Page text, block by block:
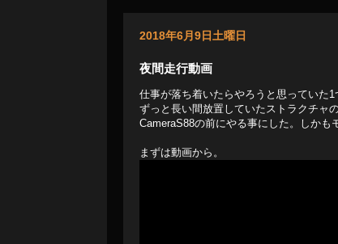
2018年6月9日土曜日
夜間走行動画
仕事が落ち着いたらやろうと思っていた
ずっと長い間放置していたストラクチャ
CameraS88の前にやる事にした。しかも
まずは動画から。